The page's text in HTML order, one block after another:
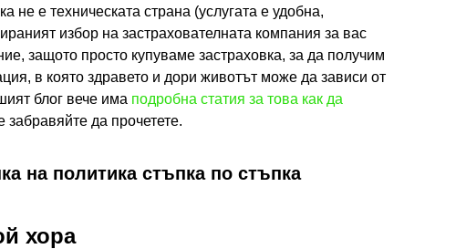
не е техническата страна (услугата е удобна,
избор на застрахователната компания за вас
защото просто купуваме застраховка, за да получим
в която здравето и дори животът може да зависи от
блог вече има подробна статия за това как да
забравяйте да прочетете.
на политика стъпка по стъпка
хора